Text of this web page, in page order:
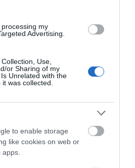
my
Advertising.
Use,
or Sharing of my
Unrelated with the
was collected.
to enable storage
like cookies on web or
– Το
ο
για το
της ΕΛ.Α.Σ.
ειδήσεις